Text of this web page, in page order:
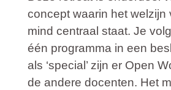
concept waarin het welzijn
mind centraal staat. Je
één programma in een
als ‘special’ zijn er Open
de andere docenten. Het